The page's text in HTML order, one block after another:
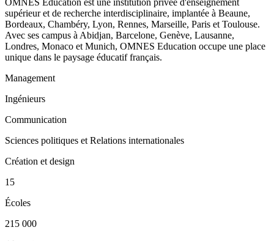
supérieur et de recherche interdisciplinaire, implantée à Beaune,
Bordeaux, Chambéry, Lyon, Rennes, Marseille, Paris et Toulouse.
Avec ses campus à Abidjan, Barcelone, Genève, Lausanne,
Londres, Monaco et Munich, OMNES Education occupe une place
unique dans le paysage éducatif français.
Management
Ingénieurs
Communication
Sciences politiques et Relations internationales
Création et design
15
Écoles
215 000